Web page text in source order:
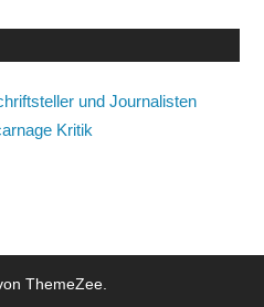
und Journalisten
Kritik
ThemeZee.